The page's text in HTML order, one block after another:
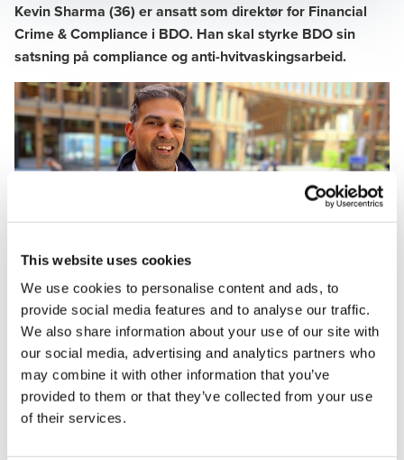
This website uses cookies
We use cookies to personalise content and ads, to
provide social media features and to analyse our traffic.
We also share information about your use of our site with
our social media, advertising and analytics partners who
may combine it with other information that you’ve
provided to them or that they’ve collected from your use
of their services.
Kevin Sharma (36) er ansatt som direktør for Financial
Crime & Compliance i BDO. Han skal styrke BDO sin
satsning på compliance og anti-hvitvaskingsarbeid.
Bilde: Kevin Sharma (36) er ansatt som direktør for
– Jeg har alltid sett på BDO som ledende innenfor
granskning og compliance, derfor valgte jeg å komme hit.
Det er viktig for meg å komme inn i et godt fagmiljø som
jeg kan være med å videreutvikle, sier Kevin Sharma.
Han kommer til BDO fra DNB, hvor han har hatt ulike
Arnt Olav Laueng Aardal
Partner BDO Advokater